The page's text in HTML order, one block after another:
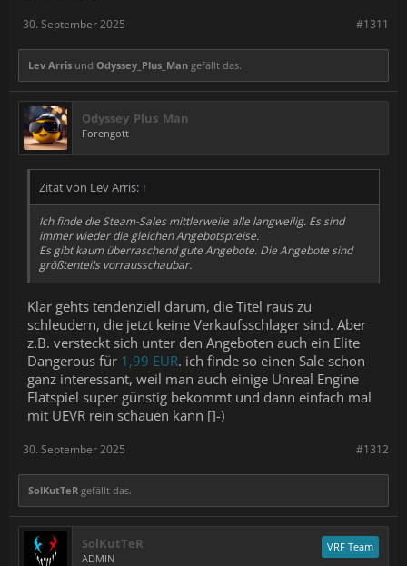
#1311
30. September 2025
Lev Arris und Odyssey_Plus_Man gefällt das.
Odyssey_Plus_Man
Forengott
Zitat von Lev Arris: ↑
Ich finde die Steam-Sales mittlerweile alle langweilig. Es sind
immer wieder die gleichen Angebotspreise.
Es gibt kaum überraschend gute Angebote. Die Angebote sind
größtenteils vorrausschaubar.
Klar gehts tendenziell darum, die Titel raus zu
schleudern, die jetzt keine Verkaufsschlager sind. Aber
z.B. versteckt sich unter den Angeboten auch ein Elite
Dangerous für 1,99 EUR. ich finde so einen Sale schon
ganz interessant, weil man auch einige Unreal Engine
Flatspiel super günstig bekommt und dann einfach mal
mit UEVR rein schauen kann []-)
#1312
30. September 2025
SolKutTeR gefällt das.
SolKutTeR
ADMIN
VRF Team